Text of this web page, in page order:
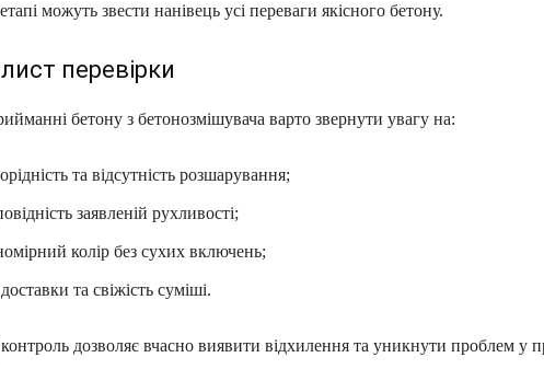
можуть звести нанівець усі переваги якісного бетону.
перевірки
бетону з бетонозмішувача варто звернути увагу на:
та відсутність розшарування;
заявленій рухливості;
колір без сухих включень;
та свіжість суміші.
дозволяє вчасно виявити відхилення та уникнути проблем у